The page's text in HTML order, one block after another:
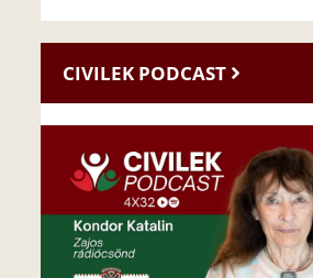
CIVILEK PODCAST